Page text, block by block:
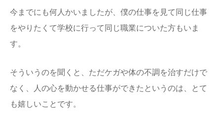
今までにも何人かいましたが、僕の仕事を見て同じ仕事
をやりたくて学校に行って同じ職業についた方もいま
す。
そういうのを聞くと、ただケガや体の不調を治すだけで
なく、人の心を動かせる仕事ができたというのは、とて
も嬉しいことです。